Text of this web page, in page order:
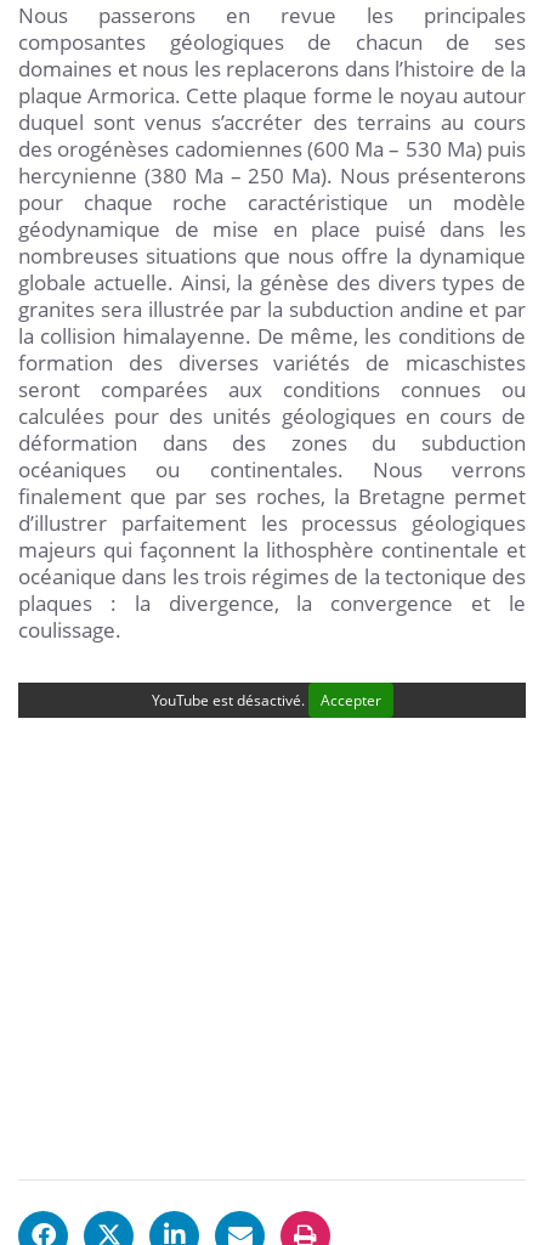
Nous passerons en revue les principales
composantes géologiques de chacun de ses
domaines et nous les replacerons dans l’histoire de la
plaque Armorica. Cette plaque forme le noyau autour
duquel sont venus s’accréter des terrains au cours
des orogénèses cadomiennes (600 Ma – 530 Ma) puis
hercynienne (380 Ma – 250 Ma). Nous présenterons
pour chaque roche caractéristique un modèle
géodynamique de mise en place puisé dans les
nombreuses situations que nous offre la dynamique
globale actuelle. Ainsi, la génèse des divers types de
granites sera illustrée par la subduction andine et par
la collision himalayenne. De même, les conditions de
formation des diverses variétés de micaschistes
seront comparées aux conditions connues ou
calculées pour des unités géologiques en cours de
déformation dans des zones du subduction
océaniques ou continentales. Nous verrons
finalement que par ses roches, la Bretagne permet
d’illustrer parfaitement les processus géologiques
majeurs qui façonnent la lithosphère continentale et
océanique dans les trois régimes de la tectonique des
plaques : la divergence, la convergence et le
coulissage.
YouTube est désactivé. Accepter